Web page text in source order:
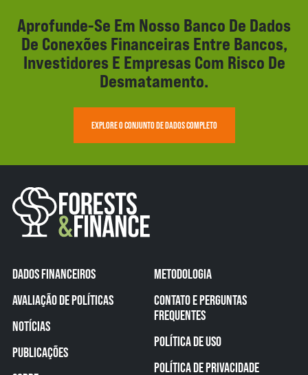
Aprofunde-Se Em Nosso Banco De Dados
De Conexões Financeiras Entre Bancos,
Investidores E Empresas Com Risco De
Desmatamento.
EXPLORE O CONJUNTO DE DADOS COMPLETO
DADOS FINANCEIROS
AVALIAÇÃO DE POLÍTICAS
NOTÍCIAS
PUBLICAÇÕES
METODOLOGIA
CONTATO E PERGUNTAS
FREQUENTES
POLÍTICA DE USO
POLÍTICA DE PRIVACIDADE